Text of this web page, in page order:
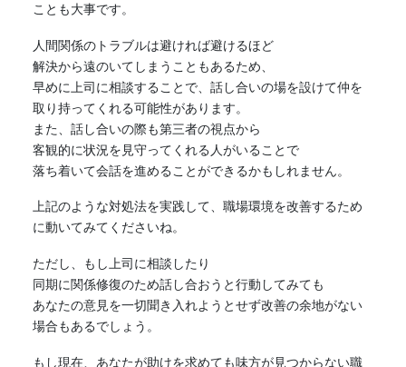
ことも大事です。
人間関係のトラブルは避ければ避けるほど
解決から遠のいてしまうこともあるため、
早めに上司に相談することで、話し合いの場を設けて仲を
取り持ってくれる可能性があります。
また、話し合いの際も第三者の視点から
客観的に状況を見守ってくれる人がいることで
落ち着いて会話を進めることができるかもしれません。
上記のような対処法を実践して、職場環境を改善するため
に動いてみてくださいね。
ただし、もし上司に相談したり
同期に関係修復のため話し合おうと行動してみても
あなたの意見を一切聞き入れようとせず改善の余地がない
場合もあるでしょう。
もし現在、あなたが助けを求めても味方が見つからない職